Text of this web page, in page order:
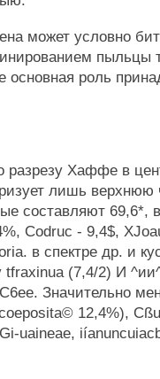
может условно
пыльцы
основная роль
разрезу Хаффе в
лишь верхнюю
составляют 69,6*,
Codruc - 9,4$,
в спектре др. и
tfraxinua (7,4/2) И
Значительно
12,4%),
uaineae,